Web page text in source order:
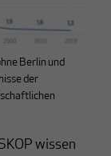
Berlin und
der
wissen